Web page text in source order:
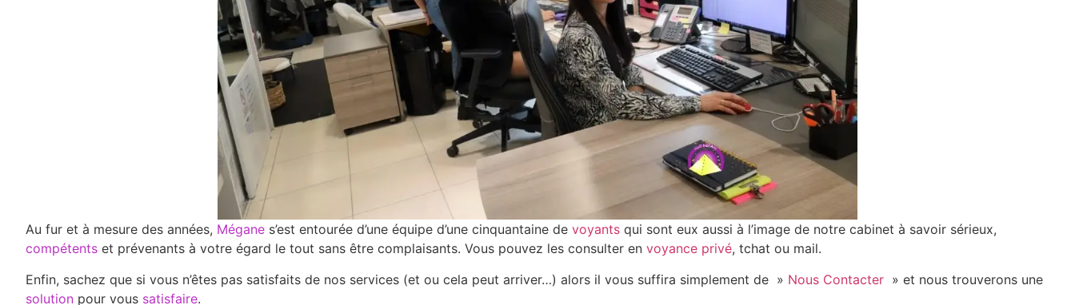
Au fur et à mesure des années, Mégane s’est entourée d’une équipe d’une cinquantaine de voyants qui sont eux aussi à l’image de notre cabinet à savoir sérieux,
compétents et prévenants à votre égard le tout sans être complaisants. Vous pouvez les consulter en voyance privé, tchat ou mail.
Enfin, sachez que si vous n’êtes pas satisfaits de nos services (et ou cela peut arriver…) alors il vous suffira simplement de » Nous Contacter » et nous trouverons une
solution pour vous satisfaire.